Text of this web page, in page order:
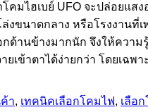
คมไฮเบย์ UFO จะปล่อยแส
งขนาดกลาง หรือโรงงาน
ด้านข้างมากนัก จึงให้ความ
เข้าตาได้ง่ายกว่า โดยเฉพ
า, เทคนิคเลือกโคมไฟ, เลือ